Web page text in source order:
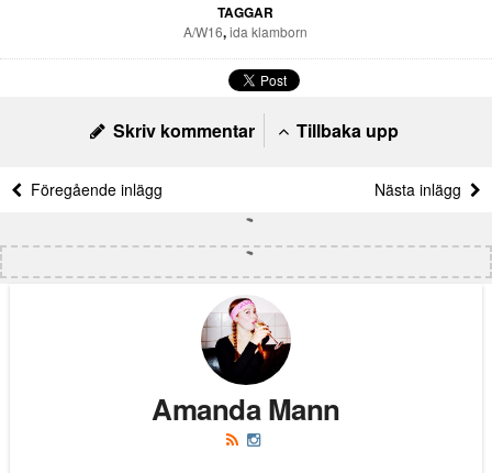
TAGGAR
A/W16,ida klamborn
Skriv kommentar Tillbaka upp
Föregående inlägg Nästa inlägg
Amanda Mann